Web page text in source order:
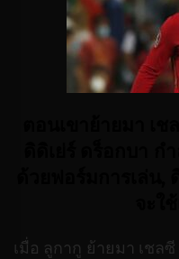
เมื่อ ลูกากู ย้ายมา เชล